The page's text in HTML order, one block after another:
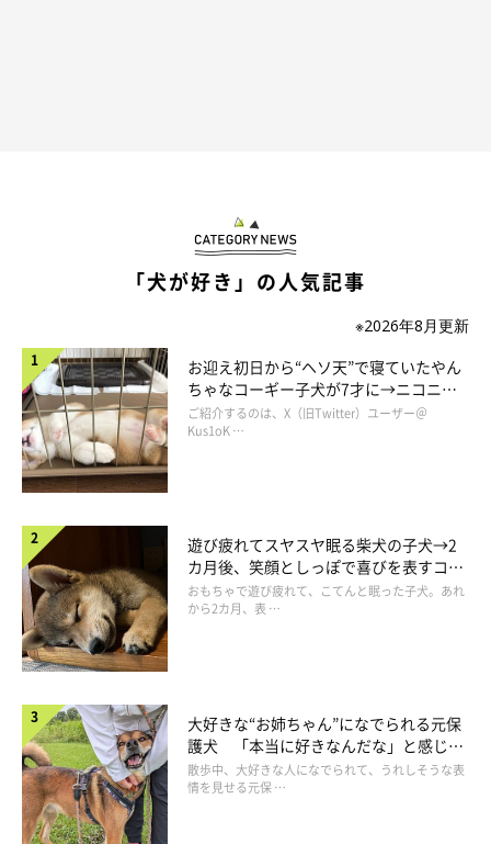
「犬が好き」の人気記事
※2026年8月更新
お迎え初日から“ヘソ天”で寝ていたやん
ちゃなコーギー子犬が7才に→ニコニ
コ“コーギースマイル”が魅力のコに成
長！
ご紹介するのは、X（旧Twitter）ユーザー＠
Kus1oK …
遊び疲れてスヤスヤ眠る柴犬の子犬→2
カ月後、笑顔としっぽで喜びを表すコに
成長！
おもちゃで遊び疲れて、こてんと眠った子犬。あれ
から2カ月、表 …
大好きな“お姉ちゃん”になでられる元保
護犬 「本当に好きなんだな」と感じる
表情にほっこり
散歩中、大好きな人になでられて、うれしそうな表
情を見せる元保 …